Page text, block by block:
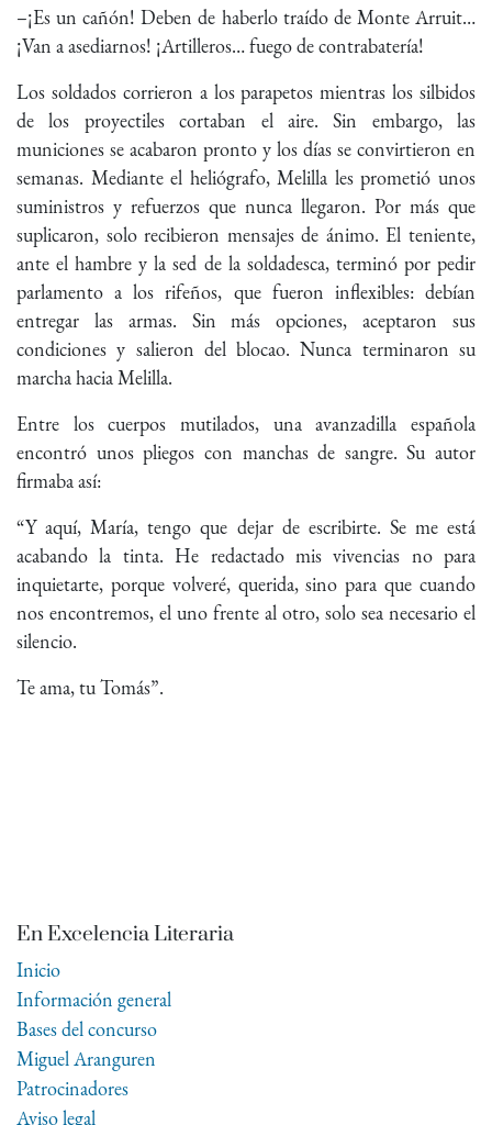
–¡Es un cañón! Deben de haberlo traído de Monte Arruit…
¡Van a asediarnos! ¡Artilleros… fuego de contrabatería!
Los soldados corrieron a los parapetos mientras los silbidos
de los proyectiles cortaban el aire. Sin embargo, las
municiones se acabaron pronto y los días se convirtieron en
semanas. Mediante el heliógrafo, Melilla les prometió unos
suministros y refuerzos que nunca llegaron. Por más que
suplicaron, solo recibieron mensajes de ánimo. El teniente,
ante el hambre y la sed de la soldadesca, terminó por pedir
parlamento a los rifeños, que fueron inflexibles: debían
entregar las armas. Sin más opciones, aceptaron sus
condiciones y salieron del blocao. Nunca terminaron su
marcha hacia Melilla.
Entre los cuerpos mutilados, una avanzadilla española
encontró unos pliegos con manchas de sangre. Su autor
firmaba así:
“Y aquí, María, tengo que dejar de escribirte. Se me está
acabando la tinta. He redactado mis vivencias no para
inquietarte, porque volveré, querida, sino para que cuando
nos encontremos, el uno frente al otro, solo sea necesario el
silencio.
Te ama, tu Tomás”.
En Excelencia Literaria
Inicio
Información general
Bases del concurso
Miguel Aranguren
Patrocinadores
Aviso legal